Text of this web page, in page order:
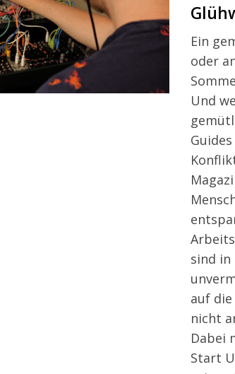
Ein
oder
Und
sind in
auf
nicht
Dabei
Start